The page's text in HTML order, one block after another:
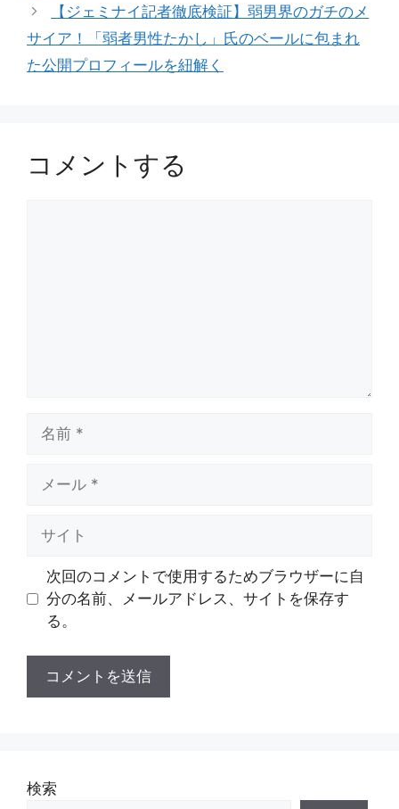
【ジェミナイ記者徹底検証】弱男界のガチのメ
サイア！「弱者男性たかし」氏のベールに包まれ
た公開プロフィールを紐解く
コメントする
次回のコメントで使用するためブラウザーに自
分の名前、メールアドレス、サイトを保存す
る。
検索